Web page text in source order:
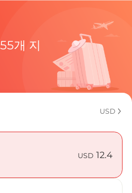
적
을 즐
개 지
USD
USD 12.4